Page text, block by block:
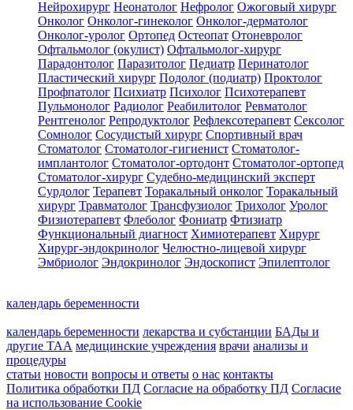
Нейрохирург Неонатолог Нефролог Ожоговый хирург
Онколог Онколог-гинеколог Онколог-дерматолог
Онколог-уролог Ортопед Остеопат Отоневролог
Офтальмолог (окулист) Офтальмолог-хирург
Парадонтолог Паразитолог Педиатр Перинатолог
Пластический хирург Подолог (подиатр) Проктолог
Профпатолог Психиатр Психолог Психотерапевт
Пульмонолог Радиолог Реабилитолог Ревматолог
Рентгенолог Репродуктолог Рефлексотерапевт Сексолог
Сомнолог Сосудистый хирург Спортивный врач
Стоматолог Стоматолог-гигиенист Стоматолог-
имплантолог Стоматолог-ортодонт Стоматолог-ортопед
Стоматолог-хирург Судебно-медицинский эксперт
Сурдолог Терапевт Торакальный онколог Торакальный
хирург Травматолог Трансфузиолог Трихолог Уролог
Физиотерапевт Флеболог Фониатр Фтизиатр
Функциональный диагност Химиотерапевт Хирург
Хирург-эндокринолог Челюстно-лицевой хирург
Эмбриолог Эндокринолог Эндоскопист Эпилептолог
календарь беременности
календарь беременности лекарства и субстанции БАДы и
другие ТАА медицинские учреждения врачи анализы и
процедуры
статьи новости вопросы и ответы о нас контакты
Политика обработки ПД Согласие на обработку ПД Согласие
на использование Cookie